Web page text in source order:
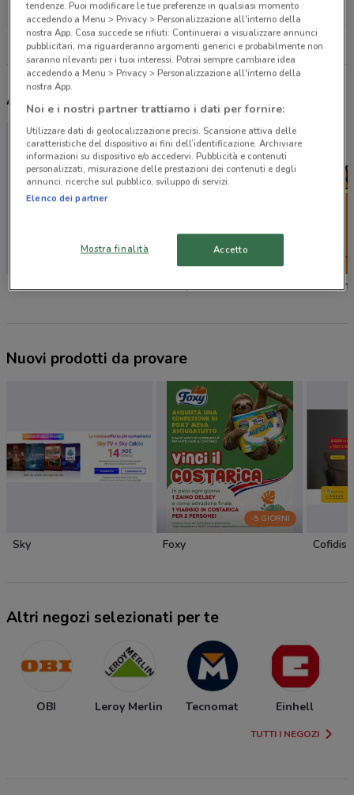
8.4 km
Tutti i negozi Iperceramica
Altri volantini nelle vicinanze
OBI Leroy Merlin
Nuovi prodotti da provare
Sky
-5 GIORNI
Foxy Cofidis
Altri negozi selezionati per te
OBI Leroy Merlin Tecnomat Einhell
TUTTI I NEGOZI
tendenze. Puoi modificare le tue preferenze in qualsiasi momento
accedendo a Menu > Privacy > Personalizzazione all'interno della
nostra App. Cosa succede se rifiuti: Continuerai a visualizzare annunci
pubblicitari, ma riguarderanno argomenti generici e probabilmente non
saranno rilevanti per i tuoi interessi. Potrai sempre cambiare idea
accedendo a Menu > Privacy > Personalizzazione all'interno della
nostra App.
Noi e i nostri partner trattiamo i dati per fornire:
Utilizzare dati di geolocalizzazione precisi. Scansione attiva delle
caratteristiche del dispositivo ai fini dell’identificazione. Archiviare
informazioni su dispositivo e/o accedervi. Pubblicità e contenuti
personalizzati, misurazione delle prestazioni dei contenuti e degli
annunci, ricerche sul pubblico, sviluppo di servizi.
Elenco dei partner
Mostra finalità Accetto